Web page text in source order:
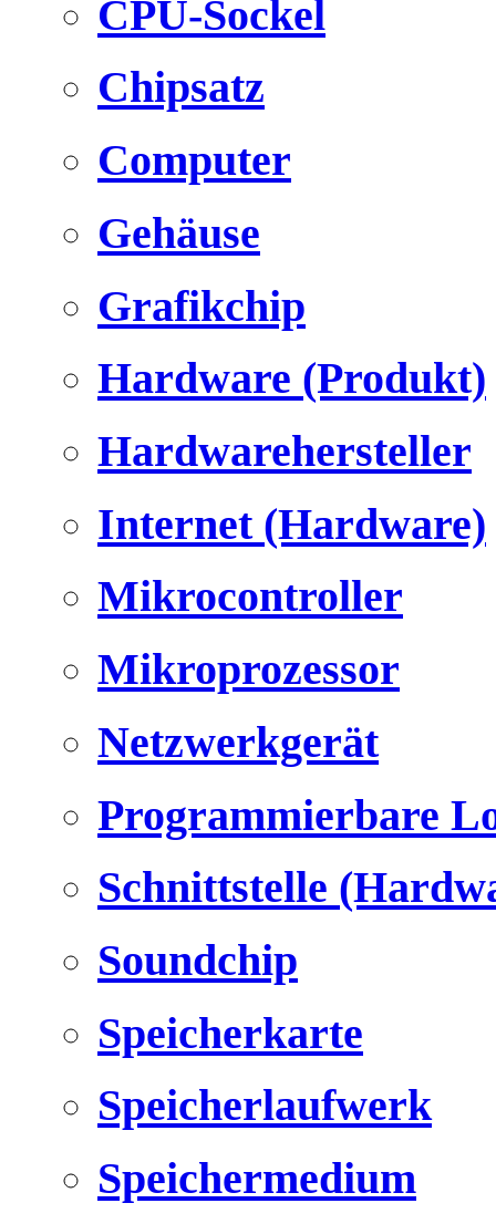
CPU-Sockel
Chipsatz
Computer
Gehäuse
Grafikchip
Hardware (Produkt)
Hardwarehersteller
Internet (Hardware)
Mikrocontroller
Mikroprozessor
Netzwerkgerät
Programmierbare
Schnittstelle
Soundchip
Speicherkarte
Speicherlaufwerk
Speichermedium